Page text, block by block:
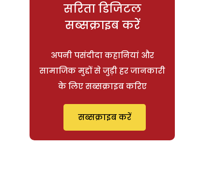
सरिता डिजिटल
सब्सक्राइब करें
अपनी पसंदीदा कहानियां और
सामाजिक मुद्दों से जुड़ी हर जानकारी
के लिए सब्सक्राइब करिए
सब्सक्राइब करें